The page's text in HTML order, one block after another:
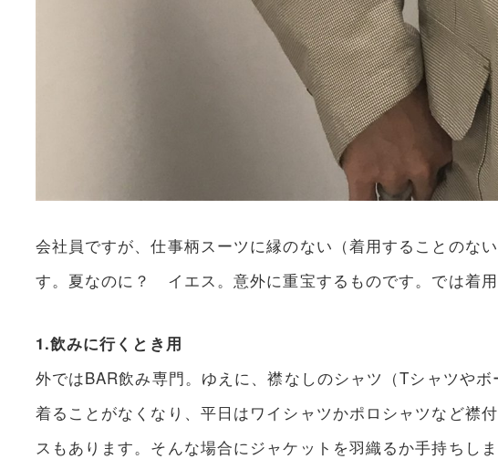
会社員ですが、仕事柄スーツに縁のない（着用することのな
す。夏なのに？ イエス。意外に重宝するものです。では着用
1.飲みに行くとき用
外ではBAR飲み専門。ゆえに、襟なしのシャツ（Tシャツや
着ることがなくなり、平日はワイシャツかポロシャツなど襟
スもあります。そんな場合にジャケットを羽織るか手持ちし